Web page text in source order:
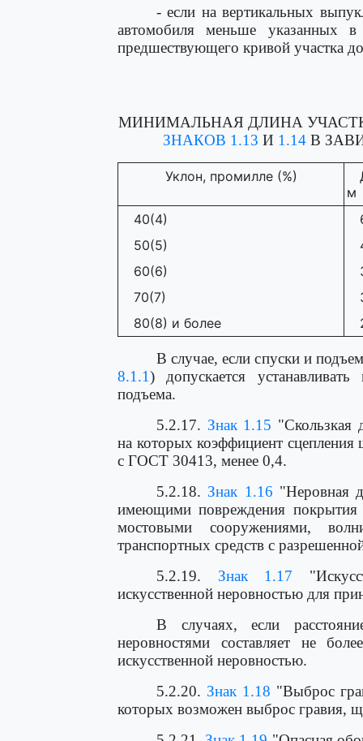
- если на вертикальных
автомобиля меньше указанных
предшествующего кривой участка
МИНИМАЛЬНАЯ ДЛИНА
ЗНАКОВ 1.13 И 1.14В
Уклон, промилле (%)
м
40(4)
50(5)
60(6)
70(7)
80(8) и более
В случае, если спуски и
8.1.1) допускается
подъема.
5.2.17. Знак 1.15 "Скользкая
на которых коэффициент
с ГОСТ 30413, менее 0,4.
5.2.18. Знак 1.16 "Неровная
имеющими повреждения покрытия
мостовыми сооружениями,
транспортных средств с
5.2.19. Знак 1.17
искусственной неровностью для
В случаях, если
неровностями составляет не
искусственной неровностью.
5.2.20. Знак 1.18 "Выброс
которых возможен выброс гравия,